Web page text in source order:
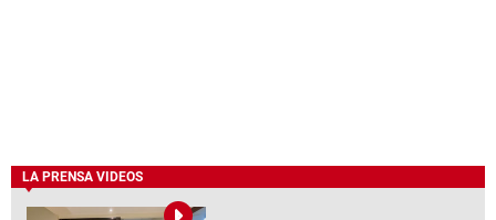
LA PRENSA VIDEOS